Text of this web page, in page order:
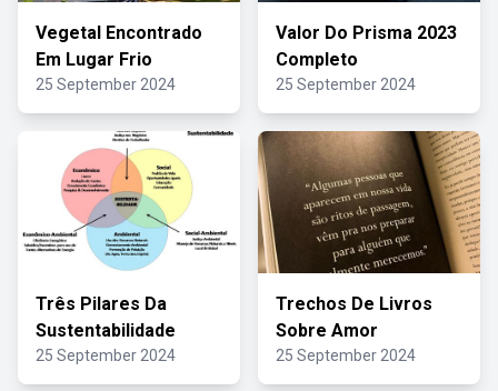
Vegetal Encontrado
Em Lugar Frio
25 September 2024
Valor Do Prisma 2023
Completo
25 September 2024
Três Pilares Da
Sustentabilidade
25 September 2024
Trechos De Livros
Sobre Amor
25 September 2024